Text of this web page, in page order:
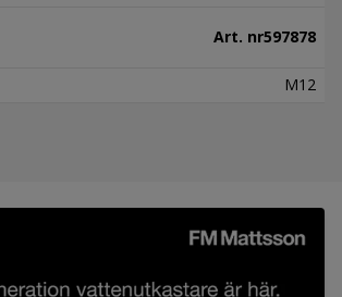
Art. nr597878
M12